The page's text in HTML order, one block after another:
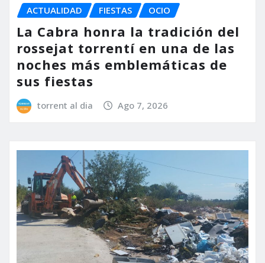
ACTUALIDAD FIESTAS OCIO
La Cabra honra la tradición del
rossejat torrentí en una de las
noches más emblemáticas de
sus fiestas
torrent al dia Ago 7, 2026